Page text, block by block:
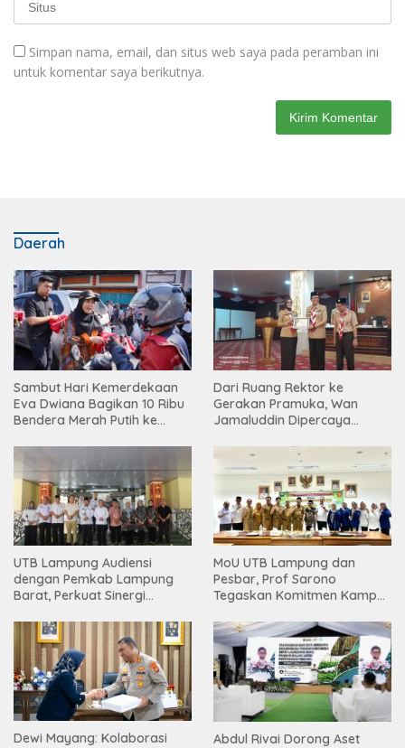
Simpan nama, email, dan situs web saya pada peramban ini
untuk komentar saya berikutnya.
Daerah
Sambut Hari Kemerdekaan
Eva Dwiana Bagikan 10 Ribu
Bendera Merah Putih ke
Dari Ruang Rektor ke
Gerakan Pramuka, Wan
Jamaluddin Dipercaya
UTB Lampung Audiensi
dengan Pemkab Lampung
Barat, Perkuat Sinergi
Tinggi
MoU UTB Lampung dan
Pesbar, Prof Sarono
Tegaskan Komitmen Kampus
Masyarakat
Dewi Mayang: Kolaborasi
Abdul Rivai Dorong Aset